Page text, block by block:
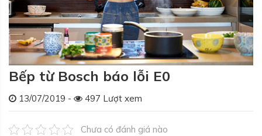
Bếp từ Bosch báo lỗi E0
13/07/2019 - 497 Lượt xem
Chưa có đánh giá nào